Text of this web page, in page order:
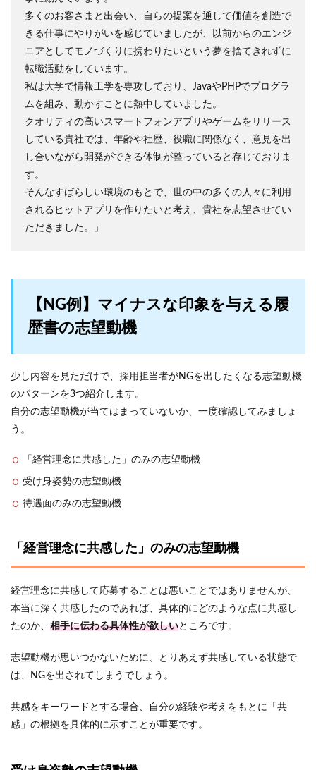
多くのお客さまと出会い、自らの提案を通して価値を創造で
きる仕事にやりがいを感じていましたが、以前からのエンジ
ニアとしてモノづくりに携わりたいという夢を捨てきれずに
転職活動をしています。
私は大学で情報工学を専攻しており、JavaやPHPでプログラ
ムを組み、動かすことに熱中していました。
クオリティの高いスマートフォンアプリやゲームをリリース
している貴社では、年齢や社歴、役職に関係なく、意見を出
し合いながら開発ができる体制が整っていると存じておりま
す。
そんなすばらしい環境のもとで、世の中の多くの人々に利用
されるヒットアプリを作りたいと考え、貴社を志望させてい
ただきました。」
【NG例】マイナスな印象を与える履
歴書の志望動機
少し内容を見ただけで、採用担当者がNGを出したくなる志望動機
のパターンを3つ紹介します。
自分の志望動機が当てはまっていないか、一度確認してみましょ
う。
「経営理念に共感した」のみの志望動機
受け身姿勢の志望動機
待遇面のみの志望動機
「経営理念に共感した」のみの志望動機
経営理念に共感して応募することは悪いことではありませんが、
本当に深く共感したのであれば、具体的にどのような点に共感し
たのか、 相手に伝わる具体性が欲しいところです。
志望動機が思いつかないために、とりあえず共感している状態で
は、NGを出されてしまうでしょう。
共感をキーワードとする場合、自分の経験や考えをもとに「共
感」の根拠を具体的に示すことが重要です。